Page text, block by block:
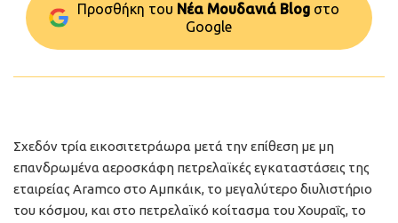
Προσθήκη του Νέα Μουδανιά Blog στo
Google
Σχεδόν τρία εικοσιτετράωρα μετά την επίθεση με μη
επανδρωμένα αεροσκάφη πετρελαϊκές εγκαταστάσεις της
εταιρείας Aramco στο Αμπκάικ, το μεγαλύτερο διυλιστήριο
του κόσμου, και στο πετρελαϊκό κοίτασμα του Χουραΐς, το